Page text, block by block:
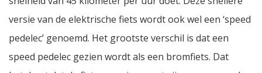
versie van de elektrische fiets wordt ook wel een ‘speed
pedelec’ genoemd. Het grootste verschil is dat een
speed pedelec gezien wordt als een bromfiets. Dat